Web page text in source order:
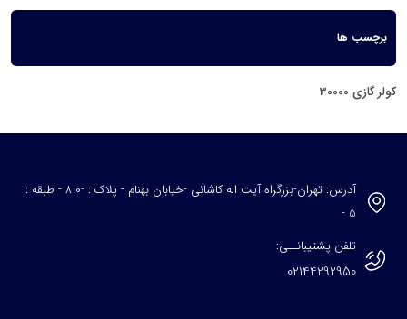
برچسب ها
کولر گازی 30000
آدرس: تهران-بزرگراه آیت اله کاشانی -خیابان بهنام - پلاک : -8.0 - طبقه :
5 -
تلفن پشتیبانــی:
02144292950